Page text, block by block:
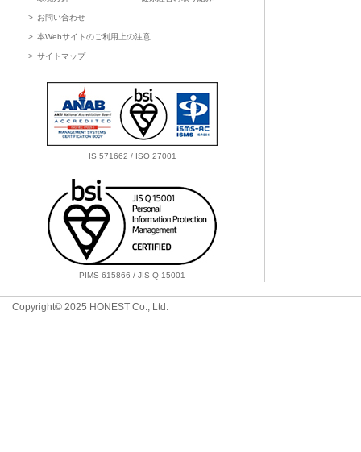
お問い合わせ
本Webサイトのご利用上の注意
サイトマップ
IS 571662 / ISO 27001
PIMS 615866 / JIS Q 15001
Copyright© 2025 HONEST Co., Ltd.